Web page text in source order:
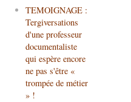
TEMOIGNAGE :
Tergiversations
d'une professeur
documentaliste
qui espère encore
ne pas s'être «
trompée de métier
» !